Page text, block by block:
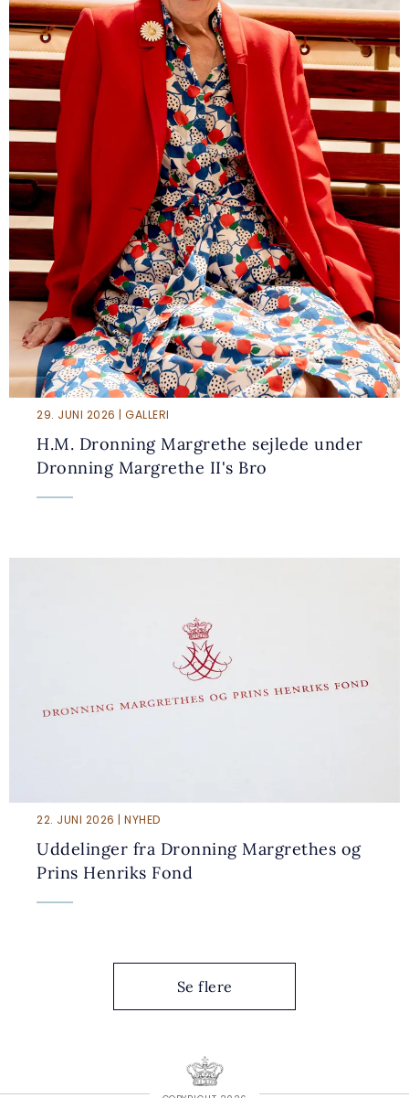
29. JUNI 2026 | GALLERI
H.M. Dronning Margrethe sejlede under
Dronning Margrethe II's Bro
22. JUNI 2026 | NYHED
Uddelinger fra Dronning Margrethes og
Prins Henriks Fond
Se flere